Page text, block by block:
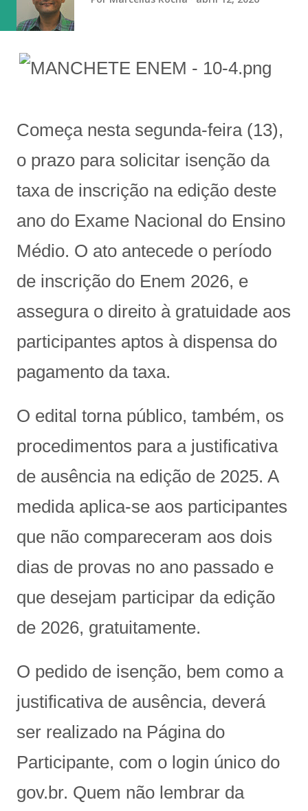
Começa nesta segunda-feira (13),
o prazo para solicitar isenção da
taxa de inscrição na edição deste
ano do Exame Nacional do Ensino
Médio. O ato antecede o período
de inscrição do Enem 2026, e
assegura o direito à gratuidade aos
participantes aptos à dispensa do
pagamento da taxa.
O edital torna público, também, os
procedimentos para a justificativa
de ausência na edição de 2025. A
medida aplica-se aos participantes
que não compareceram aos dois
dias de provas no ano passado e
que desejam participar da edição
de 2026, gratuitamente.
O pedido de isenção, bem como a
justificativa de ausência, deverá
ser realizado na Página do
Participante, com o login único do
gov.br. Quem não lembrar da